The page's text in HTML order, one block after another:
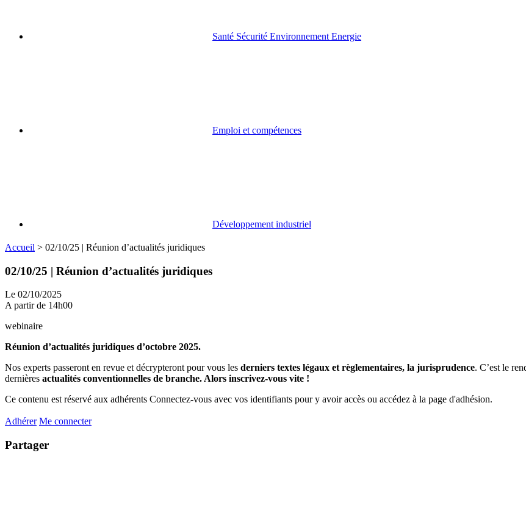
Santé Sécurité Environnement Energie
Emploi et compétences
Développement industriel
Accueil > 02/10/25 | Réunion d’actualités juridiques
02/10/25 | Réunion d’actualités juridiques
Le 02/10/2025
A partir de 14h00
webinaire
Réunion d’actualités juridiques d’octobre 2025.
Nos experts passeront en revue et décrypteront pour vous les derniers textes légaux et règlementaires, la jurisprudence. C’est le
dernières actualités conventionnelles de branche. Alors inscrivez-vous vite !
Ce contenu est réservé aux adhérents Connectez-vous avec vos identifiants pour y avoir accès ou accédez à la page d'adhésion.
Adhérer Me connecter
Partager